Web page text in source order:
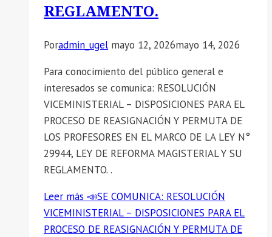
REGLAMENTO.
Poradmin_ugel mayo 12, 2026mayo 14, 2026
Para conocimiento del público general e
interesados se comunica: RESOLUCIÓN
VICEMINISTERIAL – DISPOSICIONES PARA EL
PROCESO DE REASIGNACIÓN Y PERMUTA DE
LOS PROFESORES EN EL MARCO DE LA LEY N°
29944, LEY DE REFORMA MAGISTERIAL Y SU
REGLAMENTO. .
Leer más 📣SE COMUNICA: RESOLUCIÓN
VICEMINISTERIAL – DISPOSICIONES PARA EL
PROCESO DE REASIGNACIÓN Y PERMUTA DE